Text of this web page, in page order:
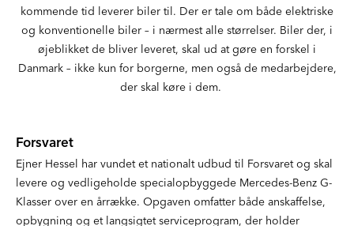
kommende tid leverer biler til. Der er tale om både elektriske
og konventionelle biler – i nærmest alle størrelser. Biler der, i
øjeblikket de bliver leveret, skal ud at gøre en forskel i
Danmark – ikke kun for borgerne, men også de medarbejdere,
der skal køre i dem.
Forsvaret
Ejner Hessel har vundet et nationalt udbud til Forsvaret og skal
levere og vedligeholde specialopbyggede Mercedes-Benz G-
Klasser over en årrække. Opgaven omfatter både anskaffelse,
opbygning og et langsigtet serviceprogram, der holder